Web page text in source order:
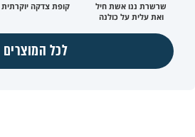
שרשרת ננו אשת חיל
ואת עלית על כולנה
קופת צדקה יוקרתית
לכל המוצרים